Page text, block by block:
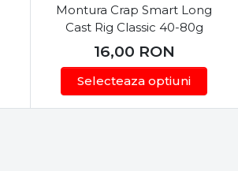
Montura Crap Smart Long
Cast Rig Classic 40-80g
16,00 RON
Selecteaza optiuni